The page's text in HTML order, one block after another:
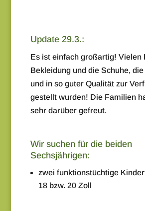
Update 29.3.:
Es ist einfach großartig! Vielen
Bekleidung und die Schuhe,
und in so guter Qualität zur
gestellt wurden! Die Familien
sehr darüber gefreut.
Wir suchen für die beiden
Sechsjährigen:
zwei funktionstüchtige
18 bzw. 20 Zoll